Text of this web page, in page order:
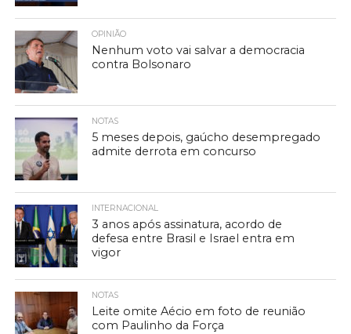
OPINIÃO
Nenhum voto vai salvar a democracia
contra Bolsonaro
NOTAS
5 meses depois, gaúcho desempregado
admite derrota em concurso
INTERNACIONAL
3 anos após assinatura, acordo de
defesa entre Brasil e Israel entra em
vigor
NOTAS
Leite omite Aécio em foto de reunião
com Paulinho da Força